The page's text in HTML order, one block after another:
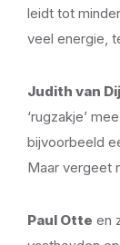
leidt tot
veel energie,
Judith van
‘rugzakje’
bijvoorbeeld
Maar vergeet
Paul Otte en